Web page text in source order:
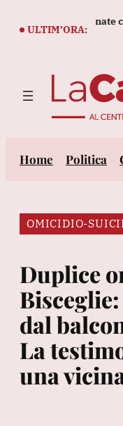
ULTIM’ORA:
bando le telefonate
Home Politica
OMICIDIO-
Duplice
dal
La
una